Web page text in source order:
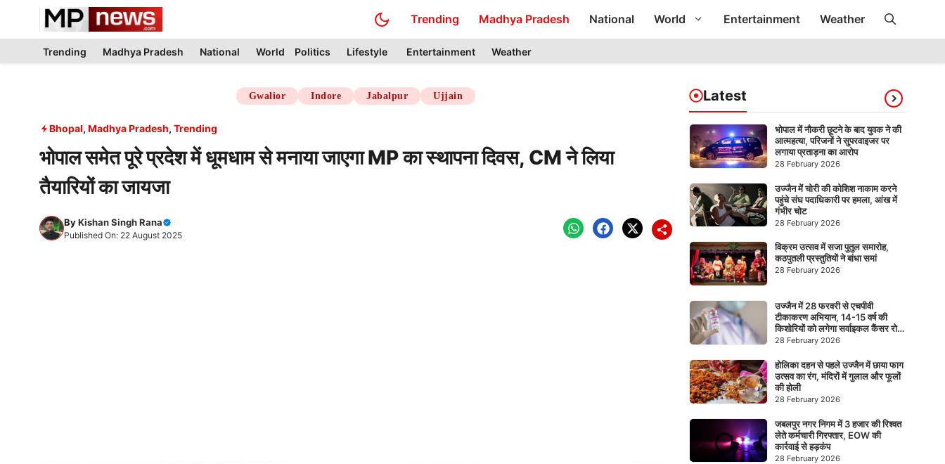
content
Trending Madhya Pradesh National World Entertainment Weather
Trending Madhya Pradesh National World Politics Lifestyle Entertainment Weather
Gwalior Indore Jabalpur Ujjain
Bhopal, Madhya Pradesh, Trending
भोपाल समेत पूरे प्रदेश में धूमधाम से मनाया जाएगा MP का स्थापना दिवस, CM ने लिया
तैयारियों का जायजा
ByKishan Singh Rana
Published On: 22 August 2025
Latest
भोपाल में नौकरी छूटने के बाद युवक ने की
आत्महत्या, परिजनों ने सुपरवाइजर पर
लगाया प्रताड़ना का आरोप
28 February 2026
उज्जैन में चोरी की कोशिश नाकाम करने
पहुंचे संघ पदाधिकारी पर हमला, आंख में
गंभीर चोट
28 February 2026
विक्रम उत्सव में सजा पुतुल समारोह,
कठपुतली प्रस्तुतियों ने बांधा समां
28 February 2026
उज्जैन में 28 फरवरी से एचपीवी
टीकाकरण अभियान, 14-15 वर्ष की
किशोरियों को लगेगा सर्वाइकल कैंसर रोधी
टीका
28 February 2026
होलिका दहन से पहले उज्जैन में छाया फाग
उत्सव का रंग, मंदिरों में गुलाल और फूलों
की होली
28 February 2026
जबलपुर नगर निगम में 3 हजार की रिश्वत
लेते कर्मचारी गिरफ्तार, EOW की
कार्रवाई से हड़कंप
28 February 2026